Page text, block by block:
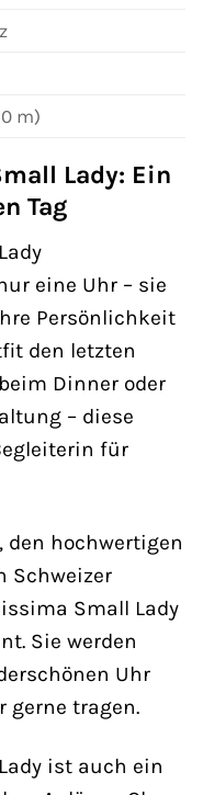
m)
Lady: Ein
Tag
eine Uhr – sie
Persönlichkeit
den letzten
Dinner oder
– diese
für
den hochwertigen
Schweizer
Small Lady
Sie werden
Uhr
gerne tragen.
ist auch ein